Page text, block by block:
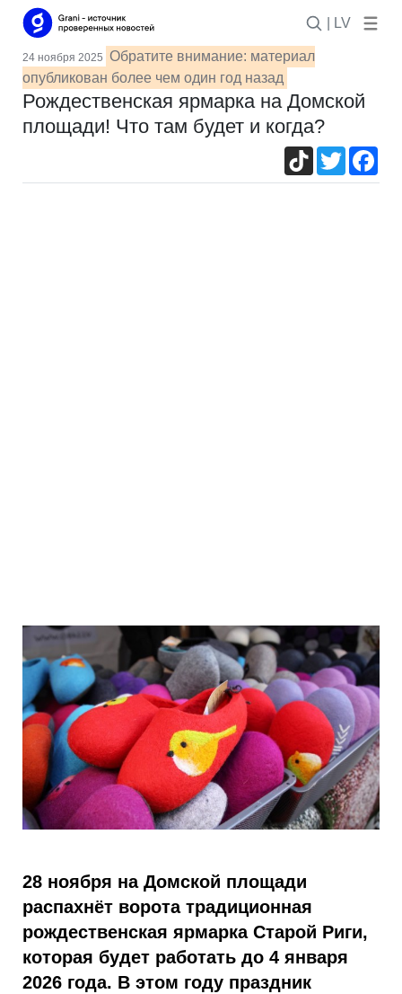
| LV
24 ноября 2025 Обратите внимание: материал
опубликован более чем один год назад
Рождественская ярмарка на Домской
площади! Что там будет и когда?
TikTokTwitter
28 ноября на Домской площади
распахнёт ворота традиционная
рождественская ярмарка Старой Риги,
которая будет работать до 4 января
2026 года. В этом году праздник